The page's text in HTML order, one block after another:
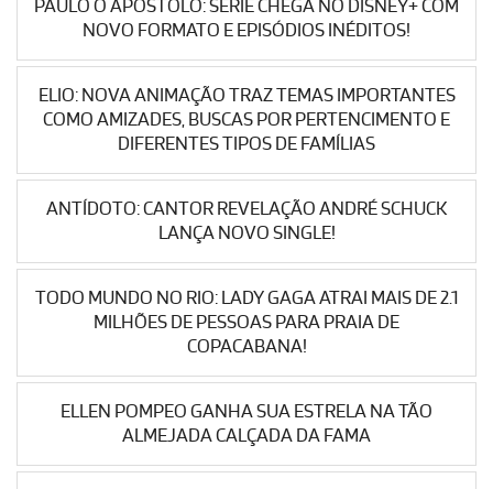
PAULO O APÓSTOLO: SÉRIE CHEGA NO DISNEY+ COM
NOVO FORMATO E EPISÓDIOS INÉDITOS!
ELIO: NOVA ANIMAÇÃO TRAZ TEMAS IMPORTANTES
COMO AMIZADES, BUSCAS POR PERTENCIMENTO E
DIFERENTES TIPOS DE FAMÍLIAS
ANTÍDOTO: CANTOR REVELAÇÃO ANDRÉ SCHUCK
LANÇA NOVO SINGLE!
TODO MUNDO NO RIO: LADY GAGA ATRAI MAIS DE 2.1
MILHÕES DE PESSOAS PARA PRAIA DE
COPACABANA!
ELLEN POMPEO GANHA SUA ESTRELA NA TÃO
ALMEJADA CALÇADA DA FAMA